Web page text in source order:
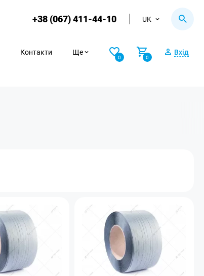
+38 (067) 411-44-10 UK
Контакти Ще
0 0
Вхід